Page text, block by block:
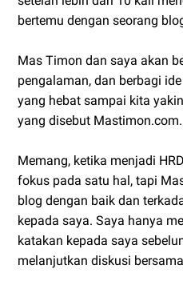
bertemu dengan seorang
Mas Timon dan saya akan
pengalaman, dan berbagi
yang hebat sampai kita
yang disebut Mastimon.com.
Memang, ketika menjadi
fokus pada satu hal, tapi
blog dengan baik dan
kepada saya. Saya hanya
katakan kepada saya
melanjutkan diskusi